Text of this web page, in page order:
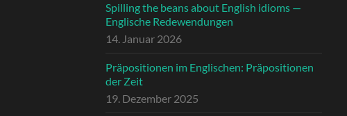
Spilling the beans about English idioms —
Englische Redewendungen
14. Januar 2026
Präpositionen im Englischen: Präpositionen
der Zeit
19. Dezember 2025